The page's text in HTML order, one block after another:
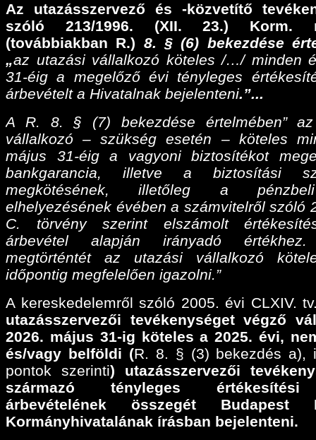
Az utazásszervező és -közvetítő
szóló 213/1996. (XII. 23.) Korm.
(továbbiakban R.) 8. § (6) bekezdése
„az utazási vállalkozó köteles /…/ minden
31-éig a megelőző évi tényleges
árbevételt a Hivatalnak bejelenteni.”...
A R. 8. § (7) bekezdése értelmében”
vállalkozó – szükség esetén – köteles
május 31-éig a vagyoni biztosítékot
bankgarancia, illetve a biztosítási
megkötésének, illetőleg a
elhelyezésének évében a számvitelről szóló
C. törvény szerint elszámolt
árbevétel alapján irányadó
megtörténtét az utazási vállalkozó
időpontig megfelelően igazolni.”
A kereskedelemről szóló 2005. évi CLXIV.
utazásszervezői tevékenységet végző
2026. május 31-ig köteles a 2025. évi,
és/vagy belföldi (R. 8. § (3) bekezdés a),
pontok szerinti) utazásszervezői
származó tényleges
árbevételének összegét Budapest
Kormányhivatalának írásban bejelenteni.